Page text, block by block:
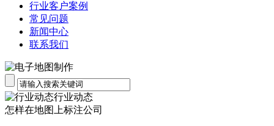
行业客户案例
常见问题
新闻中心
联系我们
行业动态
怎样在地图上标注公司